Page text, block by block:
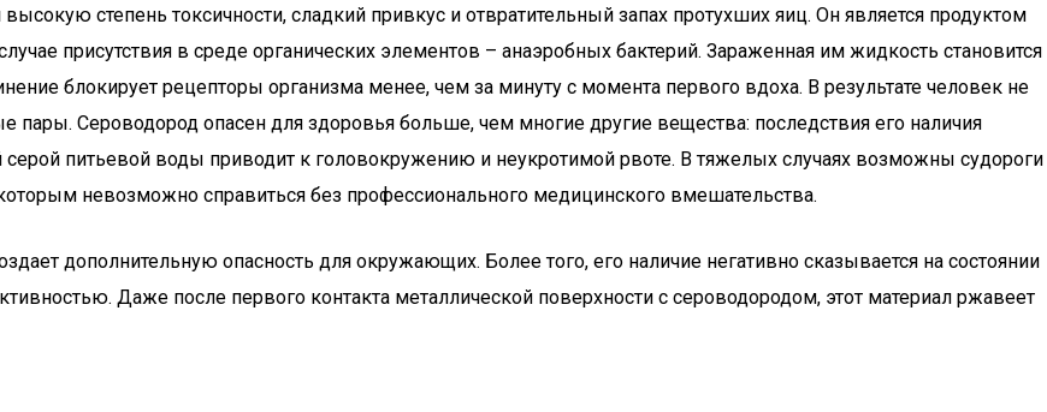
степень токсичности, сладкий привкус и отвратительный запах протухших яиц. Он является продуктом
присутствия в среде органических элементов – анаэробных бактерий. Зараженная им жидкость становится
блокирует рецепторы организма менее, чем за минуту с момента первого вдоха. В результате человек не
пары. Сероводород опасен для здоровья больше, чем многие другие вещества: последствия его наличия
серой питьевой воды приводит к головокружению и неукротимой рвоте. В тяжелых случаях возможны судороги
невозможно справиться без профессионального медицинского вмешательства.
дополнительную опасность для окружающих. Более того, его наличие негативно сказывается на состоянии
Даже после первого контакта металлической поверхности с сероводородом, этот материал ржавеет